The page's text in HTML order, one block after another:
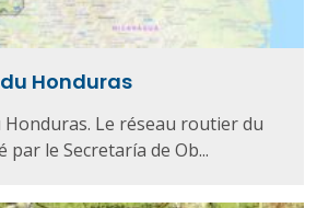
Honduras
Le réseau routier du
le Secretaría de Ob...